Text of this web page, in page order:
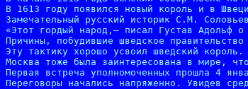
В 1613 году появился новый король и в
Замечательный русский историк С.М.
«Этот гордый народ,— писал Густав Адольф
Причины, побудившие шведское
Эту тактику хорошо усвоил шведский
Москва тоже была заинтересована в мире,
Первая встреча уполномоченных прошла 4
Переговоры начались напряженно. Увидев